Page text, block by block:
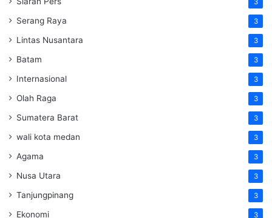
3
Serang Raya 3
Lintas Nusantara 3
Batam 3
Internasional 3
Olah Raga 3
Sumatera Barat 3
wali kota medan 3
Agama 3
Nusa Utara 3
Tanjungpinang 3
Ekonomi 3